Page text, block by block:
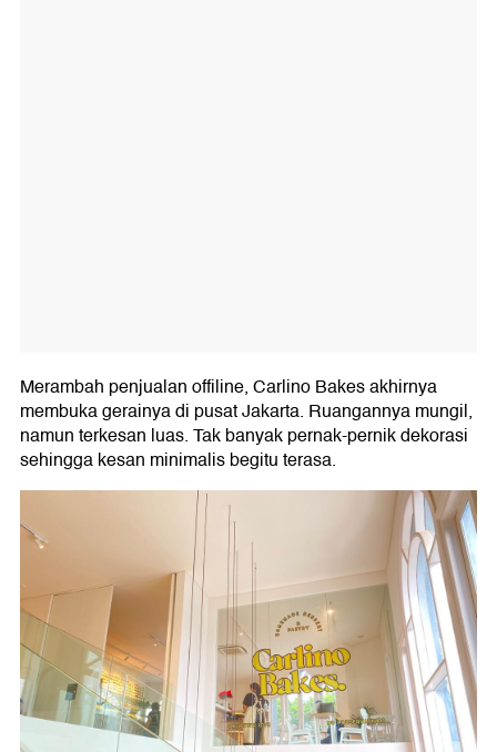
Merambah penjualan offiline, Carlino Bakes akhirnya
membuka gerainya di pusat Jakarta. Ruangannya mungil,
namun terkesan luas. Tak banyak pernak-pernik dekorasi
sehingga kesan minimalis begitu terasa.